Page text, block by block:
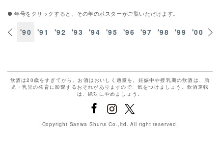
● 年号をクリックすると、その年のポスターがご覧いただけます。
'89 '90 '91 '92 '93 '94 '95 '96 '97 '98 '99 '00
飲酒は20歳をすぎてから。お酒はおいしく適量を。妊娠中や授乳期の飲酒は、胎
児・乳児の発育に影響するおそれがありますので、気をつけましょう。飲酒運転
は、絶対にやめましょう。
Copyright Sanwa Shurui Co.,ltd. All right reserved.